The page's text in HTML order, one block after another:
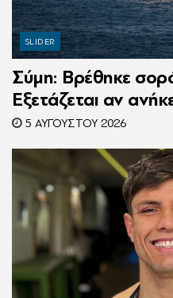
SLIDER
Σύμη: Βρέθηκε
Εξετάζεται αν
Γερμανό τουρίστα
5 ΑΥΓΟΎΣΤΟΥ 2026